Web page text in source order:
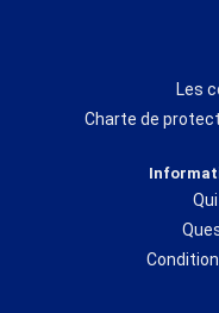
Les
Charte de